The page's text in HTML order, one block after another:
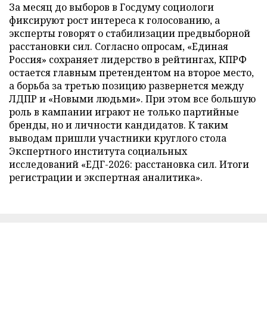
За месяц до выборов в Госдуму социологи
фиксируют рост интереса к голосованию, а
эксперты говорят о стабилизации предвыборной
расстановки сил. Согласно опросам, «Единая
Россия» сохраняет лидерство в рейтингах, КПРФ
остается главным претендентом на второе место,
а борьба за третью позицию развернется между
ЛДПР и «Новыми людьми». При этом все большую
роль в кампании играют не только партийные
бренды, но и личности кандидатов. К таким
выводам пришли участники круглого стола
Экспертного института социальных
исследований «ЕДГ-2026: расстановка сил. Итоги
регистрации и экспертная аналитика».